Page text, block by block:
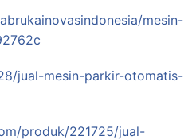
mesin-
jual-mesin-parkir-otomatis-
produk/221725/jual-